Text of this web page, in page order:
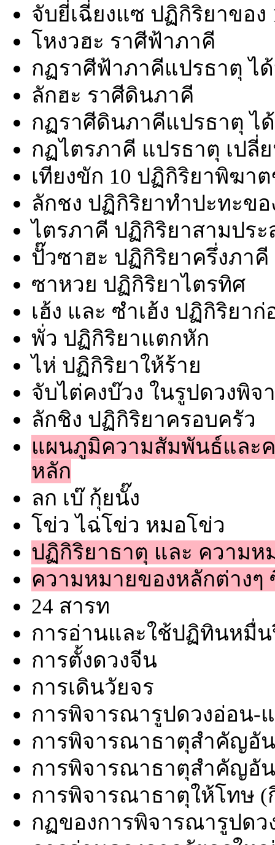
จับยี่เฉี่ยงแซ ปฏิกิริยาของ
โหงวฮะ ราศีฟ้าภาคี
กฏราศีฟ้าภาคีแปรธาตุ ไ
ลักฮะ ราศีดินภาคี
กฏราศีดินภาคีแปรธาตุ ไ
กฏไตรภาคี แปรธาตุ เปลี่
เทียงขัก 10 ปฏิกิริยาพิฆา
ลักชง ปฏิกิริยาทำปะทะข
ไตรภาคี ปฏิกิริยาสามประ
ปั๊วซาฮะ ปฏิกิริยาครึ่งภาคี
ซาหวย ปฏิกิริยาไตรทิศ
เฮ้ง และ ซำเฮ้ง ปฏิกิริยา
พั่ว ปฏิกิริยาแตกหัก
ไห่ ปฏิกิริยาให้ร้าย
จับไต่คงบ๊วง ในรูปดวงพิจ
ลักชิง ปฏิกิริยาครอบครัว
แผนภูมิความสัมพันธ์และ
หลัก
ลก เบ๊ กุ้ยนั๊ง
โข่ว ไฉ่โข่ว หมอโข่ว
ปฏิกิริยาธาตุ และ ความห
ความหมายของหลักต่าง
24 สารท
การอ่านและใช้ปฏิทินหมื่
การตั้งดวงจีน
การเดินวัยจร
การพิจารณารูปดวงอ่อน-
การพิจารณาธาตุสำคัญอัน
การพิจารณาธาตุสำคัญอั
การพิจารณาธาตุให้โทษ (
กฏของการพิจารณารูปดว